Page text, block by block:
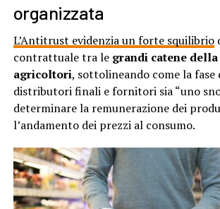
organizzata
L’Antitrust evidenzia un forte squilibrio
contrattuale tra le grandi catene della
agricoltori, sottolineando come la fase
distributori finali e fornitori sia “uno
determinare la remunerazione dei
l’andamento dei prezzi al consumo.